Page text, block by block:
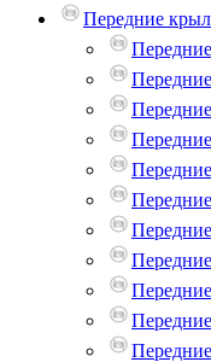
Передние